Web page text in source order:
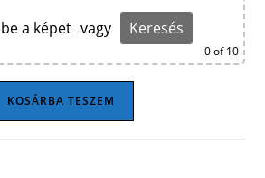
a képet vagy Keresés
0of 10
KOSÁRBA TESZEM